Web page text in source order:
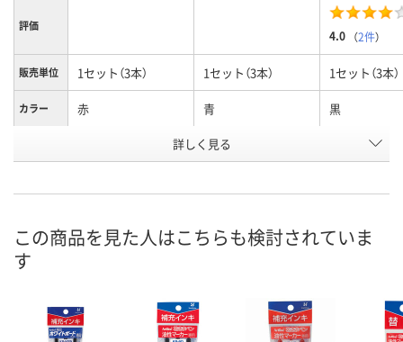
評価
4.0 （2件）
販売単位 1セット（3本） 1セット（3本） 1セット（3本）
カラー 赤 青 黒
A605674 A605676
カゴへ カゴへ カ
詳しく見る
この商品を見た人はこちらも検討されていま
す